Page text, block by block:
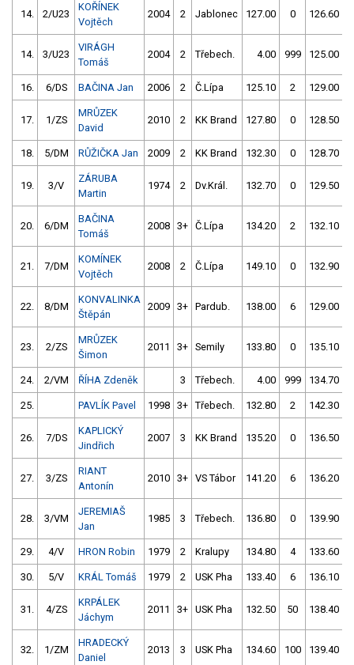
14. 2/U23
KOŘÍNEK
Vojtěch
2004 2 Jablonec 127.00 0 126.60
14. 3/U23
VIRÁGH
Tomáš
2004 2 Třebech. 4.00 999 125.00
16. 6/DS BAČINA Jan 2006 2 Č.Lípa 125.10 2 129.00
17. 1/ZS
MRŮZEK
David
2010 2 KK Brand 127.80 0 128.50
18. 5/DM RŮŽIČKA Jan 2009 2 KK Brand 132.30 0 128.70
19. 3/V
ZÁRUBA
Martin
1974 2 Dv.Král. 132.70 0 129.50
20. 6/DM
BAČINA
Tomáš
2008 3+ Č.Lípa 134.20 2 132.10
21. 7/DM
KOMÍNEK
Vojtěch
2008 2 Č.Lípa 149.10 0 132.90
22. 8/DM
KONVALINKA
Štěpán
2009 3+ Pardub. 138.00 6 129.00
23. 2/ZS
MRŮZEK
Šimon
2011 3+ Semily 133.80 0 135.10
24. 2/VM ŘÍHA Zdeněk 3 Třebech. 4.00 999 134.70
25. PAVLÍK Pavel 1998 3+ Třebech. 132.80 2 142.30
26. 7/DS
KAPLICKÝ
Jindřich
2007 3 KK Brand 135.20 0 136.50
27. 3/ZS
RIANT
Antonín
2010 3+ VS Tábor 141.20 6 136.20
28. 3/VM
JEREMIAŠ
Jan
1985 3 Třebech. 136.80 0 139.90
29. 4/V HRON Robin 1979 2 Kralupy 134.80 4 133.60
30. 5/V KRÁL Tomáš 1979 2 USK Pha 133.40 6 136.10
31. 4/ZS
KRPÁLEK
Jáchym
2011 3+ USK Pha 132.50 50 138.40
32. 1/ZM
HRADECKÝ
Daniel
2013 3 USK Pha 134.60 100 139.40